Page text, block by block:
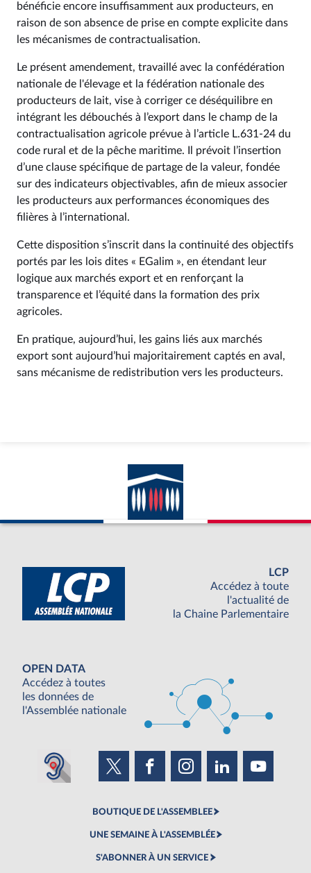
bénéficie encore insuffisamment aux producteurs, en
raison de son absence de prise en compte explicite dans
les mécanismes de contractualisation.
Le présent amendement, travaillé avec la confédération
nationale de l'élevage et la fédération nationale des
producteurs de lait, vise à corriger ce déséquilibre en
intégrant les débouchés à l’export dans le champ de la
contractualisation agricole prévue à l’article L.631‑24 du
code rural et de la pêche maritime. Il prévoit l’insertion
d’une clause spécifique de partage de la valeur, fondée
sur des indicateurs objectivables, afin de mieux associer
les producteurs aux performances économiques des
filières à l’international.
Cette disposition s’inscrit dans la continuité des objectifs
portés par les lois dites « EGalim », en étendant leur
logique aux marchés export et en renforçant la
transparence et l’équité dans la formation des prix
agricoles.
En pratique, aujourd’hui, les gains liés aux marchés
export sont aujourd’hui majoritairement captés en aval,
sans mécanisme de redistribution vers les producteurs.
LCP
Accédez à toute
l'actualité de
la Chaine Parlementaire
OPEN DATA
Accédez à toutes
les données de
l'Assemblée nationale
BOUTIQUE DE L'ASSEMBLEE
UNE SEMAINE À L'ASSEMBLÉE
S'ABONNER À UN SERVICE